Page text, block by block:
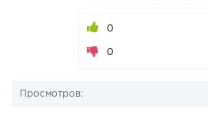
0
0
Просмотров: